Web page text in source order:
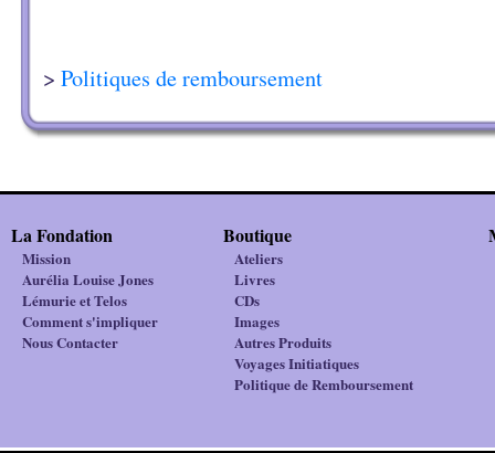
> Politiques de remboursement
La Fondation
Mission
Aurélia Louise Jones
Lémurie et Telos
Comment s'impliquer
Nous Contacter
Boutique
Ateliers
Livres
CDs
Images
Autres Produits
Voyages Initiatiques
Politique de Remboursement